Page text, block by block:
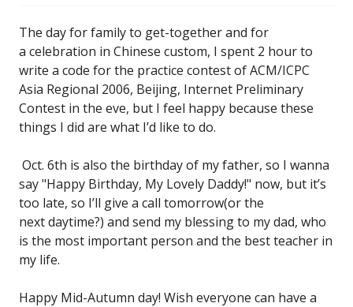
The day for family to get-together and for
a celebration in Chinese custom, I spent 2 hour to
write a code for the practice contest of ACM/ICPC
Asia Regional 2006, Beijing, Internet Preliminary
Contest in the eve, but I feel happy because these
things I did are what I’d like to do.
Oct. 6th is also the birthday of my father, so I wanna
say "Happy Birthday, My Lovely Daddy!" now, but it’s
too late, so I’ll give a call tomorrow(or the
next daytime?) and send my blessing to my dad, who
is the most important person and the best teacher in
my life.
Happy Mid-Autumn day! Wish everyone can have a